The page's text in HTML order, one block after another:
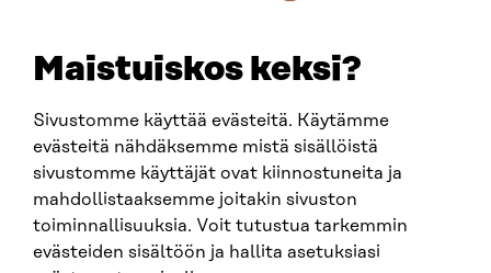
Maistuiskos keksi?
Sivustomme käyttää evästeitä. Käytämme
evästeitä nähdäksemme mistä sisällöistä
sivustomme käyttäjät ovat kiinnostuneita ja
mahdollistaaksemme joitakin sivuston
toiminnallisuuksia. Voit tutustua tarkemmin
evästeiden sisältöön ja hallita asetuksiasi
SITRA SOSIAALISESSA MEDIASSA
LinkedIn
Instagram
YouTube